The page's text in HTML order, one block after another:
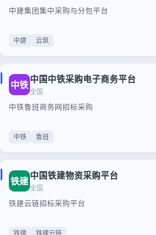
中建集团集中采购与分包平台
中建 云筑
中铁 中国中铁采购电子商务平台
全国
中铁鲁班商务网招标采购
中铁 鲁班
铁建 中国铁建物资采购平台
全国
铁建云链招标采购平台
铁建 铁建云链